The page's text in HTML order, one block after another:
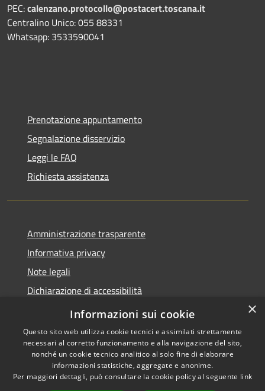
PEC:calenzano.protocollo@postacert.toscana.it
Centralino Unico: 055 88331
Whatsapp: 3533590041
Prenotazione appuntamento
Segnalazione disservizio
Leggi le FAQ
Richiesta assistenza
Amministrazione trasparente
Informativa privacy
Note legali
Dichiarazione di accessibilità
Statistiche Web
Accessibilità
Copyright © 2026 • Comune di
Calenzano • Powered by
×
Informazioni sui cookie
Questo sito web utilizza cookie tecnici e assimilati strettamente
necessari al corretto funzionamento e alla navigazione del sito,
nonché un cookie tecnico analitico al solo fine di elaborare
informazioni statistiche, aggregate e anonime.
Per maggiori dettagli, può consultare la cookie policy al seguente link